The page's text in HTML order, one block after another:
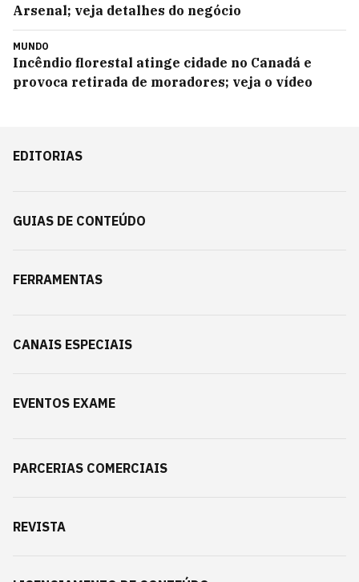
Arsenal; veja detalhes do negócio
MUNDO
Incêndio florestal atinge cidade no Canadá e
provoca retirada de moradores; veja o vídeo
EDITORIAS
GUIAS DE CONTEÚDO
FERRAMENTAS
CANAIS ESPECIAIS
EVENTOS EXAME
PARCERIAS COMERCIAIS
REVISTA